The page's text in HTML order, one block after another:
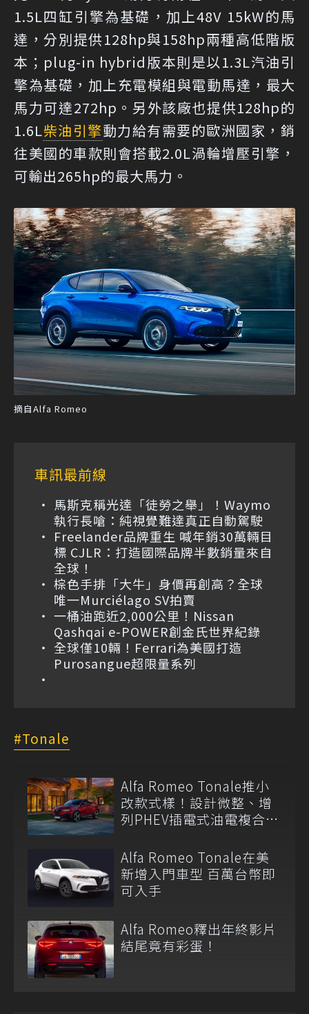
1.5L四缸引擎為基礎，加上48V 15kW的馬
達，分別提供128hp與158hp兩種高低階版
本；plug-in hybrid版本則是以1.3L汽油引
擎為基礎，加上充電模組與電動馬達，最大
馬力可達272hp。另外該廠也提供128hp的
1.6L柴油引擎動力給有需要的歐洲國家，銷
往美國的車款則會搭載2.0L渦輪增壓引擎，
可輸出265hp的最大馬力。
摘自Alfa Romeo
車訊最前線
馬斯克稱光達「徒勞之舉」！Waymo
執行長嗆：純視覺難達真正自動駕駛
Freelander品牌重生 喊年銷30萬輛目
標 CJLR：打造國際品牌半數銷量來自
全球！
棕色手排「大牛」身價再創高？全球
唯一Murciélago SV拍賣
一桶油跑近2,000公里！Nissan
Qashqai e-POWER創金氏世界紀錄
全球僅10輛！Ferrari為美國打造
Purosangue超限量系列
Tonale
Alfa Romeo Tonale推小
改款式樣！設計微整、增
列PHEV插電式油電複合動
Alfa Romeo Tonale在美
新增入門車型 百萬台幣即
可入手
Alfa Romeo釋出年終影片
結尾竟有彩蛋！